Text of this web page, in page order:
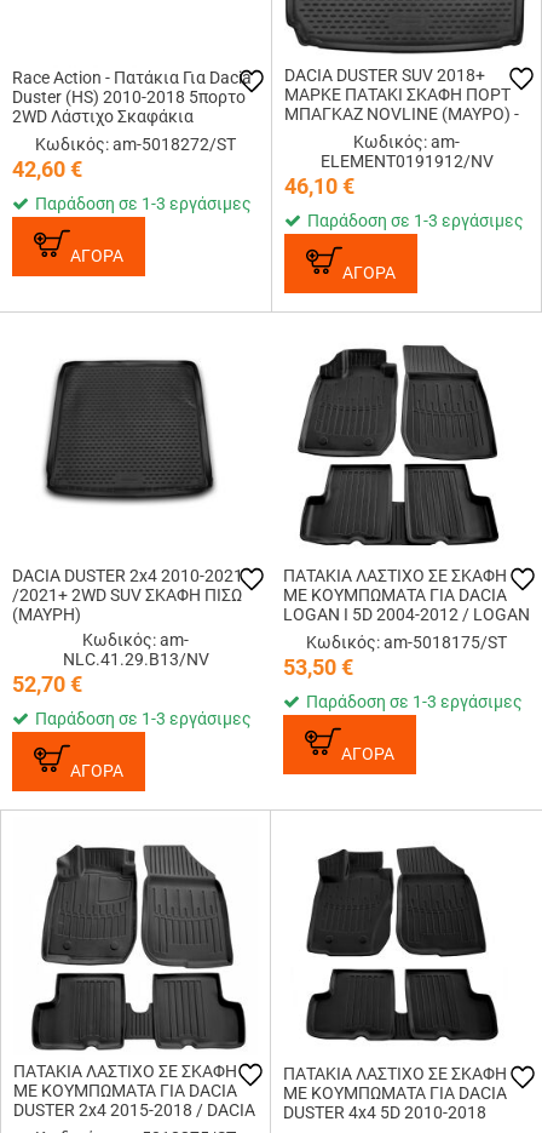
Race Action - Πατάκια Για Dacia
Duster (HS) 2010-2018 5πορτο
2WD Λάστιχο Σκαφάκια
Προστατευτικά Με
Κουμπώματα υλικό Λάστιχο για
Επιβατικά Αυτοκίνητ...
Κωδικός: am-5018272/ST
42,60€
Παράδοση σε 1-3 εργάσιμες
ΑΓΟΡΑ
DACIA DUSTER SUV 2018+
ΜΑΡΚΕ ΠΑΤΑΚΙ ΣΚΑΦΗ ΠΟΡΤ
ΜΠΑΓΚΑΖ NOVLINE (ΜΑΥΡΟ) -
Κωδικός: am-
ELEMENT0191912/NV
46,10€
Παράδοση σε 1-3 εργάσιμες
ΑΓΟΡΑ
DACIA DUSTER 2x4 2010-2021
/2021+ 2WD SUV ΣΚΑΦΗ ΠΙΣΩ
(ΜΑΥΡΗ)
Κωδικός: am-
NLC.41.29.B13/NV
52,70€
Παράδοση σε 1-3 εργάσιμες
ΑΓΟΡΑ
ΠΑΤΑΚΙA ΛΑΣΤΙΧΟ ΣΕ ΣΚΑΦΗ
ME KOYMΠΩΜΑΤΑ ΓΙΑ DACIA
LOGAN I 5D 2004-2012 / LOGAN
I MCV 2006-2012 RACE AXION -
5 Τεμ.
Κωδικός: am-5018175/ST
53,50€
Παράδοση σε 1-3 εργάσιμες
ΑΓΟΡΑ
ΠΑΤΑΚΙA ΛΑΣΤΙΧΟ ΣΕ ΣΚΑΦΗ
ME KOYMΠΩΜΑΤΑ ΓΙΑ DACIA
DUSTER 2x4 2015-2018 / DACIA
ΠΑΤΑΚΙA ΛΑΣΤΙΧΟ ΣΕ ΣΚΑΦΗ
ME KOYMΠΩΜΑΤΑ ΓΙΑ DACIA
DUSTER 4x4 5D 2010-2018